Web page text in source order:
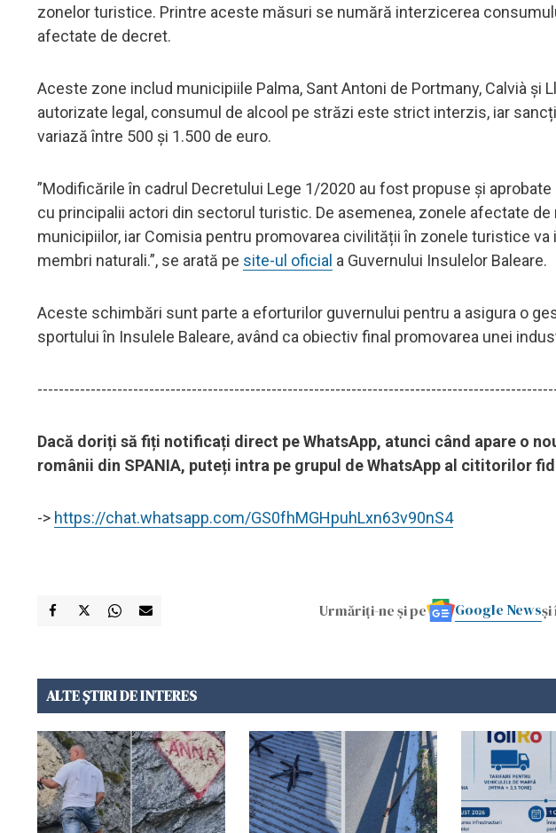
zonelor turistice. Printre aceste măsuri se numără interzicerea
afectate de decret.
Aceste zone includ municipiile Palma, Sant Antoni de Portmany, Calvià și
autorizate legal, consumul de alcool pe străzi este strict interzis, iar
variază între 500 și 1.500 de euro.
”Modificările în cadrul Decretului Lege 1/2020 au fost propuse și
cu principalii actori din sectorul turistic. De asemenea, zonele afectate
municipiilor, iar Comisia pentru promovarea civilității în zonele turistice
membri naturali.”, se arată pe site-ul oficial a Guvernului Insulelor Baleare.
Aceste schimbări sunt parte a eforturilor guvernului pentru a asigura o
sportului în Insulele Baleare, având ca obiectiv final promovarea unei
Dacă doriți să fiți notificați direct pe WhatsApp, atunci când apare o
românii din SPANIA, puteți intra pe grupul de WhatsApp al cititorilor
-> https://chat.whatsapp.com/GS0fhMGHpuhLxn63v90nS4
Urmăriți-ne și pe Google Newsși
ALTE ȘTIRI DE INTERES